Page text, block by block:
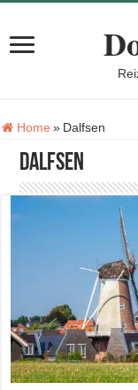
Home » Tag:
Dalfsen
Dalfsen